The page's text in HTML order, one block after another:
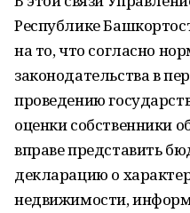
Республике
на то, что согласно
законодательства в
проведению
оценки собственники
вправе представить
декларацию о
недвижимости,